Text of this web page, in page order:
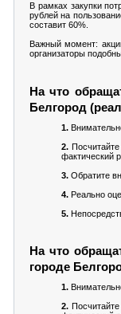
В рамках закупки
рублей на
составит 60%.
Важный момент:
организаторы
На что
Белгород
1.
2.
фактический
3. Обратите
4. Реально
5.
На что
городе
1.
2.